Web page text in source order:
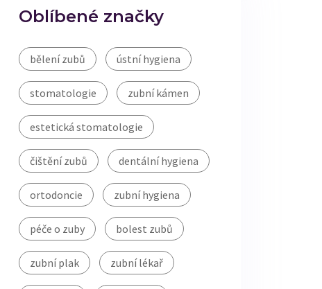
Oblíbené značky
bělení zubů ústní hygiena
stomatologie zubní kámen
estetická stomatologie
čištění zubů dentální hygiena
ortodoncie zubní hygiena
péče o zuby bolest zubů
zubní plak zubní lékař